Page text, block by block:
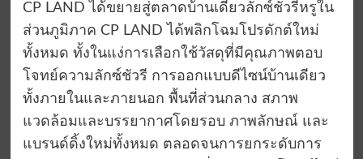
CP LAND ได้ขยายสู่ตลาดบ้านเดี่ยวลักซ์ชัวรีหรูใน
ส่วนภูมิภาค CP LAND ได้พลิกโฉมโปรดักต์ใหม่
ทั้งหมด ทั้งในแง่การเลือกใช้วัสดุที่มีคุณภาพตอบ
โจทย์ความลักซ์ชัวรี การออกแบบดีไซน์บ้านเดียว
ทั้งภายในและภายนอก พื้นที่ส่วนกลาง สภาพ
แวดล้อมและบรรยากาศโดยรอบ ภาพลักษณ์ และ
แบรนด์ดิ้งใหม่ทั้งหมด ตลอดจนการยกระดับการ